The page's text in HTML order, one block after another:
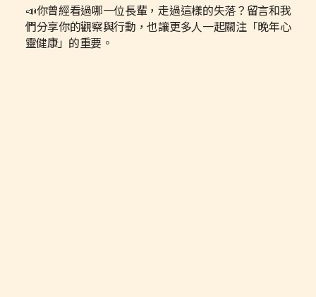
📣你曾經看過哪一位長輩，走過這樣的失落？留言和我
們分享你的觀察與行動，也讓更多人一起關注「晚年心
靈健康」的重要。